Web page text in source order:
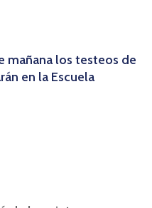
mañana los testeos de
en la Escuela